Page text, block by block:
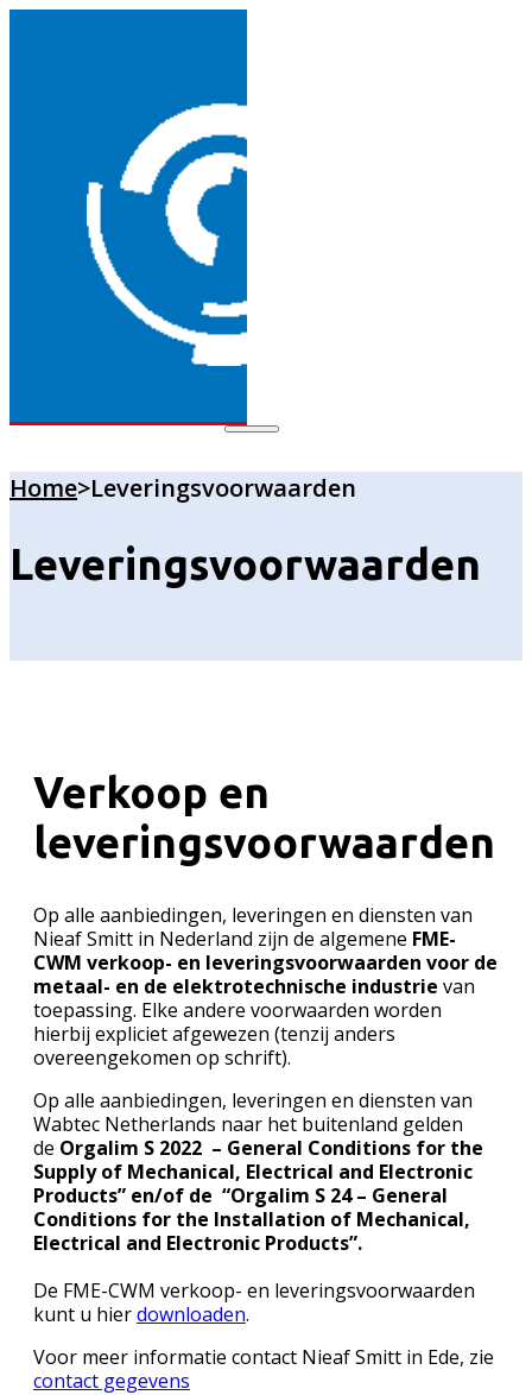
Home>Leveringsvoorwaarden
Leveringsvoorwaarden
Verkoop en
leveringsvoorwaarden
Op alle aanbiedingen, leveringen en diensten van
Nieaf Smitt in Nederland zijn de algemene FME-
CWM verkoop- en leveringsvoorwaarden voor de
metaal- en de elektrotechnische industrie van
toepassing. Elke andere voorwaarden worden
hierbij expliciet afgewezen (tenzij anders
overeengekomen op schrift).
Op alle aanbiedingen, leveringen en diensten van
Wabtec Netherlands naar het buitenland gelden
de Orgalim S 2022 – General Conditions for the
Supply of Mechanical, Electrical and Electronic
Products” en/of de “Orgalim S 24 – General
Conditions for the Installation of Mechanical,
Electrical and Electronic Products”.
De FME-CWM verkoop- en leveringsvoorwaarden
kunt u hierdownloaden.
Voor meer informatie contact Nieaf Smitt in Ede, zie
contact gegevens